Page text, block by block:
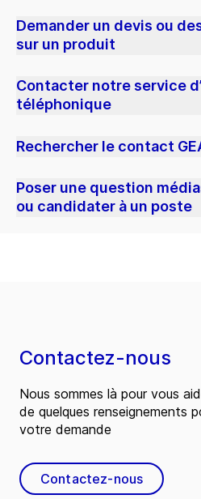
Demander un devis ou
sur un produit
Contacter notre service
téléphonique
Rechercher le contact
Poser une question
ou candidater à un poste
Contactez-nous
Nous sommes là pour vous
de quelques renseignements
votre demande
Contactez-nous